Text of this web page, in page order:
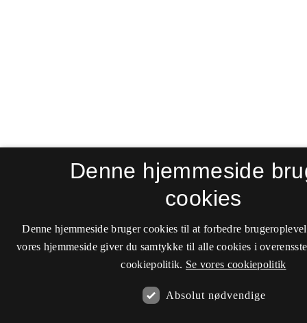
Denne hjemmeside
cookies
Denne hjemmeside bruger cookies til at forbedre
vores hjemmeside giver du samtykke til alle cookies i
cookiepolitik. Se vores cookiepolitik
Absolut nødvendige